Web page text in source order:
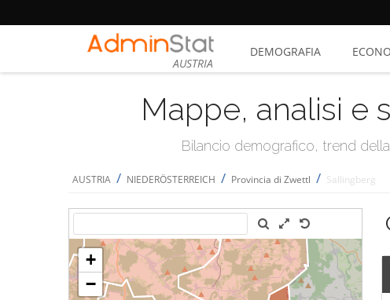
AUSTRIA
DEMOGRAFIA
Mappe, analisi e
Bilancio demografico, trend
AUSTRIA / NIEDERÖSTERREICH / Provincia di Zwettl / Sallingberg